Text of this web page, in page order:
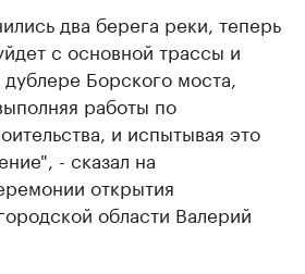
два берега реки, теперь
с основной трассы и
дублере Борского моста,
работы по
и испытывая это
- сказал на
открытия
области Валерий